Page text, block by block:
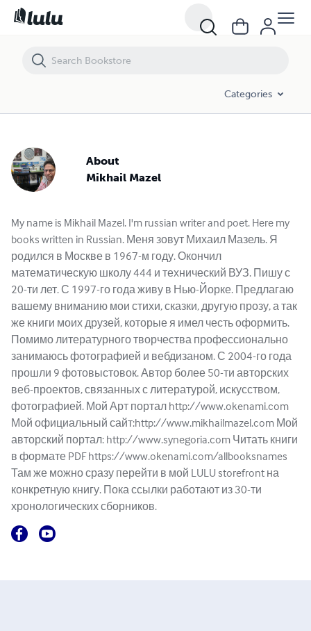
Categories
About
Mikhail Mazel
My name is Mikhail Mazel. I'm russian writer and poet. Here my
books written in Russian. Меня зовут Михаил Мазель. Я
родился в Москве в 1967-м году. Окончил
математическую школу 444 и технический ВУЗ. Пишу с
20-ти лет. С 1997-го года живу в Нью-Йорке. Предлагаю
вашему вниманию мои стихи, сказки, другую прозу, а так
же книги моих друзей, которые я имел честь оформить.
Помимо литературного творчества профессионально
занимаюсь фотографией и вебдизаном. С 2004-го года
прошли 9 фотовыстовок. Автор более 50-ти авторских
веб-проектов, связанных с литературой, искусством,
фотографией. Мой Арт портал http://www.okenami.com
Мой официальный сайт:http://www.mikhailmazel.com Мой
авторский портал: http://www.synegoria.com Читать книги
в формате PDF https://www.okenami.com/allbooksnames
Там же можно сразу перейти в мой LULU storefront на
конкретную книгу. Пока ссылки работают из 30-ти
хронологических сборников.